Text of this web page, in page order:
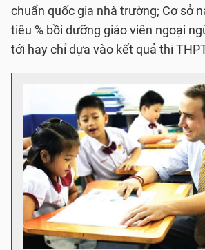
chuẩn quốc gia nhà trường; Cơ sở
tiêu % bồi dưỡng giáo viên ngoại
tới hay chỉ dựa vào kết quả thi